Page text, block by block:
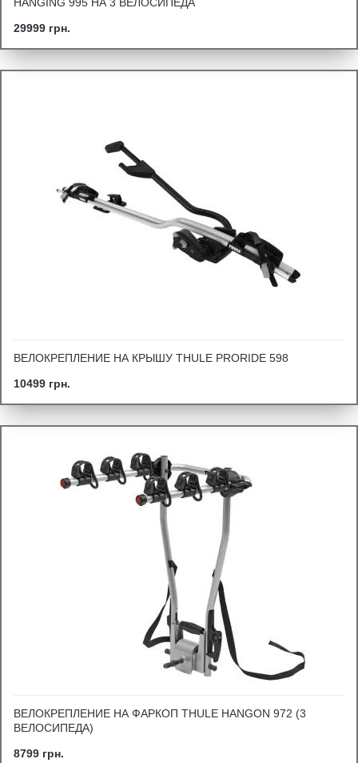
29999 грн.
ВЕЛОКРЕПЛЕНИЕ НА КРЫШУ THULE PRORIDE 598
10499 грн.
ВЕЛОКРЕПЛЕНИЕ НА ФАРКОП THULE HANGON 972 (3
ВЕЛОСИПЕДА)
8799 грн.